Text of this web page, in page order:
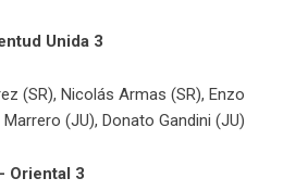
Unida 3
(SR), Nicolás Armas (SR), Enzo
(JU), Donato Gandini (JU)
Oriental 3